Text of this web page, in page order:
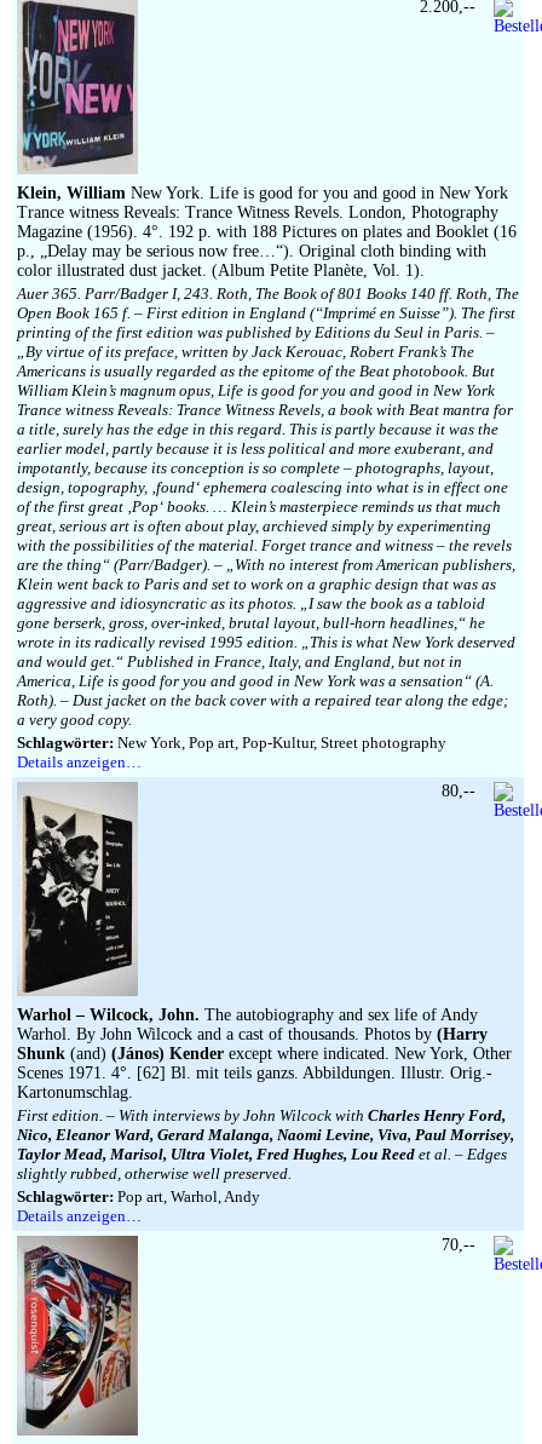
Klein, William New York. Life is good for you and good in New York
Trance witness Reveals: Trance Witness Revels. London, Photography
Magazine (1956). 4°. 192 p. with 188 Pictures on plates and Booklet (16
p., „Delay may be serious now free…“). Original cloth binding with
color illustrated dust jacket. (Album Petite Planète, Vol. 1).
Auer 365. Parr/Badger I, 243. Roth, The Book of 801 Books 140 ff. Roth, The
Open Book 165 f. – First edition in England (“Imprimé en Suisse”). The first
printing of the first edition was published by Editions du Seul in Paris. –
„By virtue of its preface, written by Jack Kerouac, Robert Frank’s The
Americans is usually regarded as the epitome of the Beat photobook. But
William Klein’s magnum opus, Life is good for you and good in New York
Trance witness Reveals: Trance Witness Revels, a book with Beat mantra for
a title, surely has the edge in this regard. This is partly because it was the
earlier model, partly because it is less political and more exuberant, and
impotantly, because its conception is so complete – photographs, layout,
design, topography, ‚found‘ ephemera coalescing into what is in effect one
of the first great ‚Pop‘ books. … Klein’s masterpiece reminds us that much
great, serious art is often about play, archieved simply by experimenting
with the possibilities of the material. Forget trance and witness – the revels
are the thing“ (Parr/Badger). – „With no interest from American publishers,
Klein went back to Paris and set to work on a graphic design that was as
aggressive and idiosyncratic as its photos. „I saw the book as a tabloid
gone berserk, gross, over-inked, brutal layout, bull-horn headlines,“ he
wrote in its radically revised 1995 edition. „This is what New York deserved
and would get.“ Published in France, Italy, and England, but not in
America, Life is good for you and good in New York was a sensation“ (A.
Roth). – Dust jacket on the back cover with a repaired tear along the edge;
a very good copy.
Schlagwörter: New York, Pop art, Pop-Kultur, Street photography
Details anzeigen…
2.200,--
Warhol – Wilcock, John. The autobiography and sex life of Andy
Warhol. By John Wilcock and a cast of thousands. Photos by (Harry
Shunk (and) (János) Kender except where indicated. New York, Other
Scenes 1971. 4°. [62] Bl. mit teils ganzs. Abbildungen. Illustr. Orig.-
Kartonumschlag.
First edition. – With interviews by John Wilcock with Charles Henry Ford,
Nico, Eleanor Ward, Gerard Malanga, Naomi Levine, Viva, Paul Morrisey,
Taylor Mead, Marisol, Ultra Violet, Fred Hughes, Lou Reed et al. – Edges
slightly rubbed, otherwise well preserved.
Schlagwörter: Pop art, Warhol, Andy
Details anzeigen…
80,--
70,--